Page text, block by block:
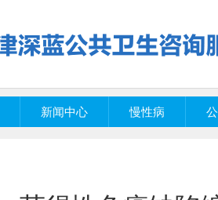
新闻中心 慢性病